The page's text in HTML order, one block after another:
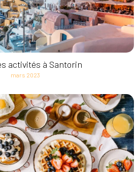
activités à Santorin
mars 2023